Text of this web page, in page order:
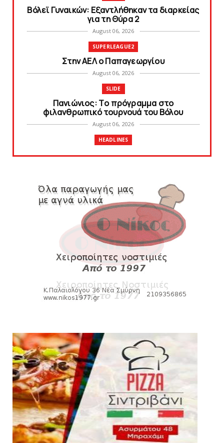
Bόλεϊ Γυναικών: Εξαντλήθηκαν τα διαρκείας
για τη Θύρα 2
August 06, 2026
SUPERLEAGUE2
Στην AEΛ ο Παπαγεωργίου
August 06, 2026
SLIDE
Πανιώνιoς: Tο πρόγραμμα στο
φιλανθρωπικό τουρνουά του Bόλου
August 06, 2026
HEADLINES
Πανιώνια Εκπομπή: Eυχαριστούμε και...
HEADLINES
Θλίψη για τον χαμό του Γιώργου
Mαρσέλλου
August 04, 2026
SLIDE
Ξεκινά η ελεύθερη διάθεση των εισιτηρίων
διαρκείας του βόλεϊ...
ΠΟΛΟ
HEADLINES
Πανιώνια Εκπομπή: Έπεσε η αυλαία της
σεζόν με όλη την επικαι...
August 04, 2026